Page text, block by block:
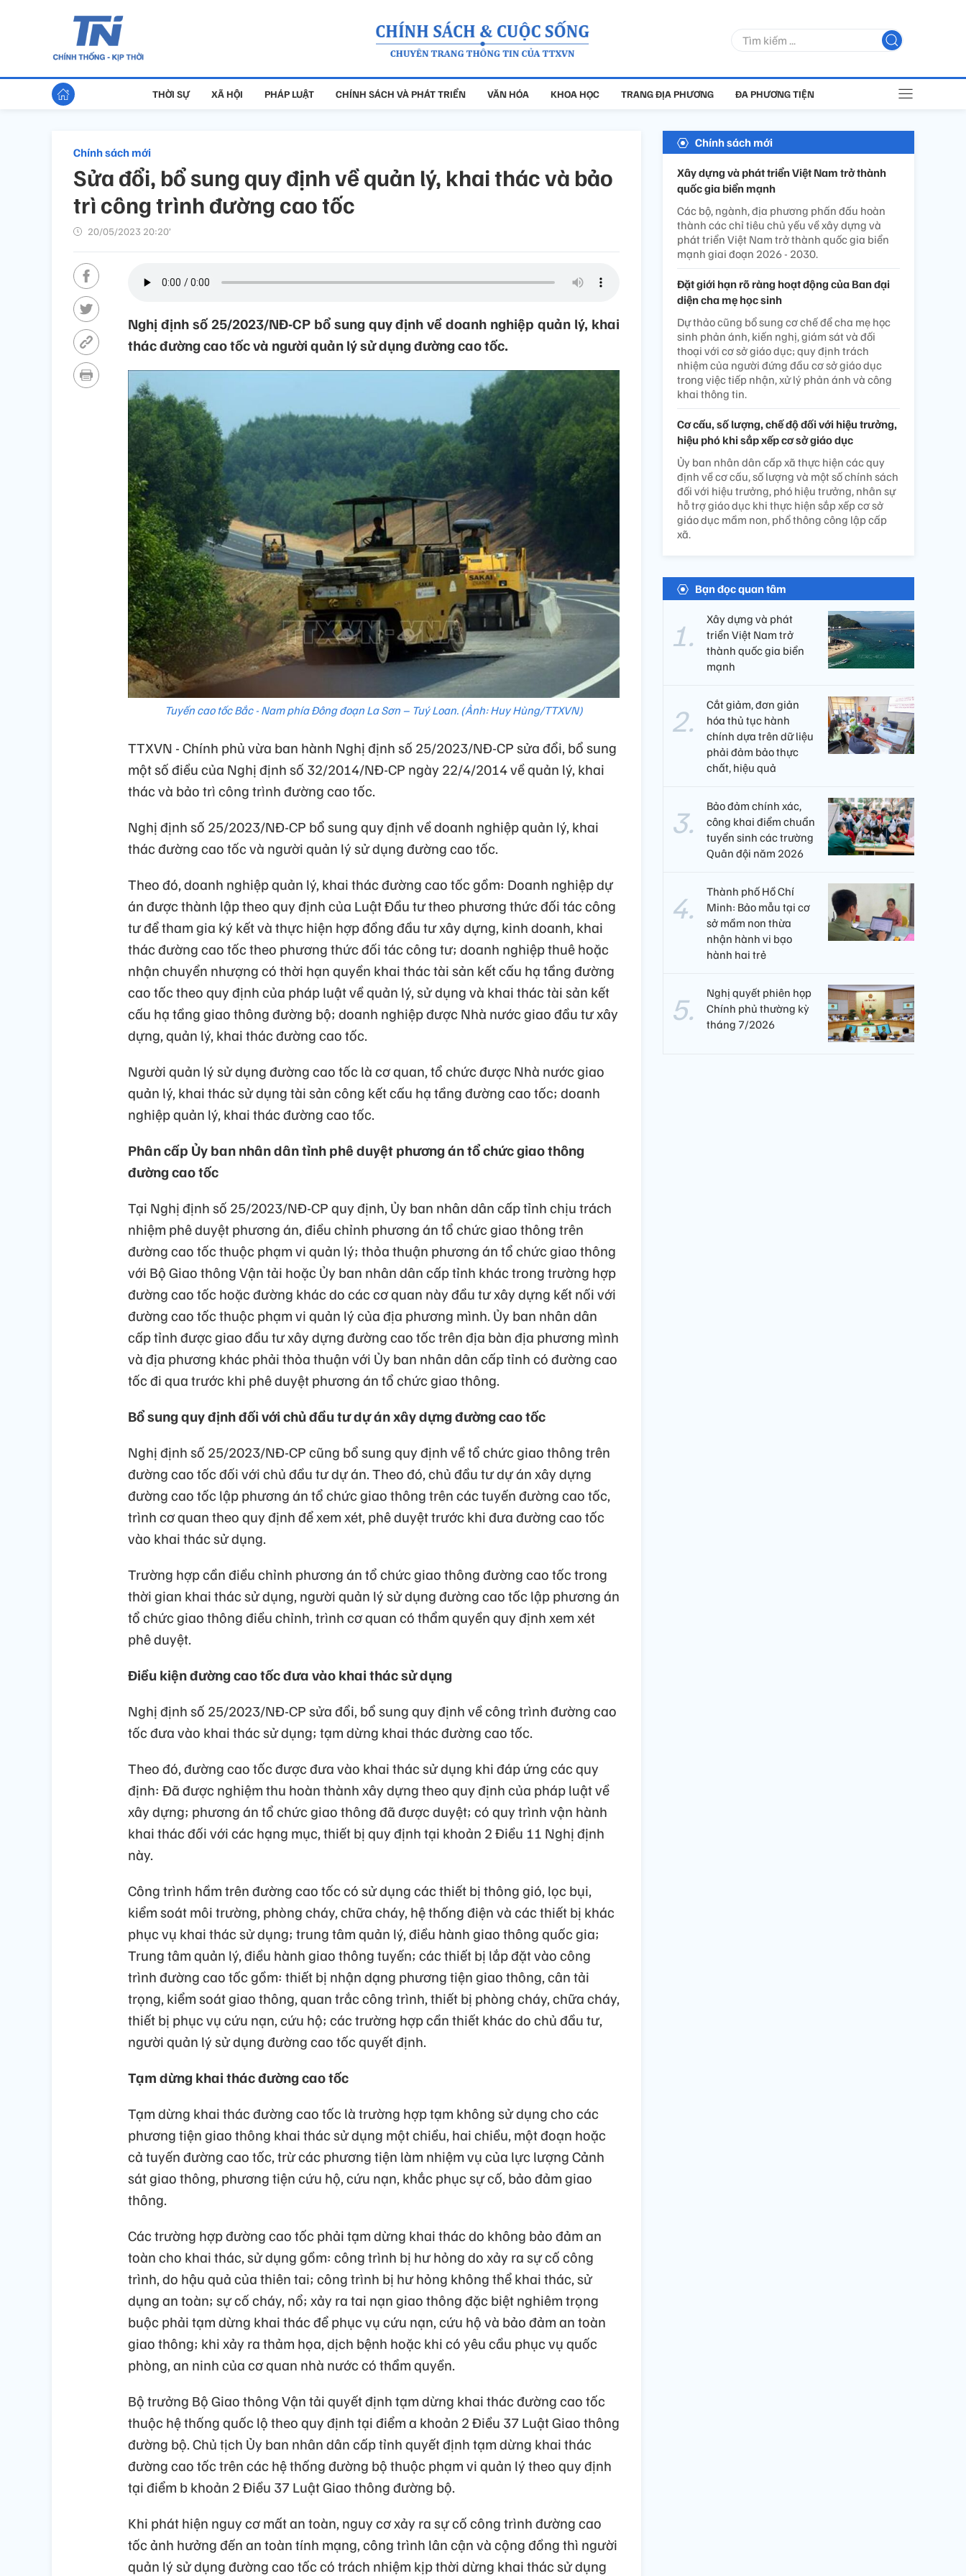
THỜI SỰ XÃ HỘI PHÁP LUẬT CHÍNH SÁCH VÀ PHÁT TRIỂN VĂN HÓA KHOA HỌC TRANG ĐỊA PHƯƠNG ĐA PHƯƠNG TIỆN
Chính sách mới
Sửa đổi, bổ sung quy định về quản lý, khai thác và bảo
trì công trình đường cao tốc
20/05/2023 20:20’
Nghị định số 25/2023/NĐ-CP bổ sung quy định về doanh nghiệp quản lý, khai
thác đường cao tốc và người quản lý sử dụng đường cao tốc.
Tuyến cao tốc Bắc - Nam phía Đông đoạn La Sơn – Tuý Loan. (Ảnh: Huy Hùng/TTXVN)
TTXVN - Chính phủ vừa ban hành Nghị định số 25/2023/NĐ-CP sửa đổi, bổ sung
một số điều của Nghị định số 32/2014/NĐ-CP ngày 22/4/2014 về quản lý, khai
thác và bảo trì công trình đường cao tốc.
Nghị định số 25/2023/NĐ-CP bổ sung quy định về doanh nghiệp quản lý, khai
thác đường cao tốc và người quản lý sử dụng đường cao tốc.
Theo đó, doanh nghiệp quản lý, khai thác đường cao tốc gồm: Doanh nghiệp dự
án được thành lập theo quy định của Luật Đầu tư theo phương thức đối tác công
tư để tham gia ký kết và thực hiện hợp đồng đầu tư xây dựng, kinh doanh, khai
thác đường cao tốc theo phương thức đối tác công tư; doanh nghiệp thuê hoặc
nhận chuyển nhượng có thời hạn quyền khai thác tài sản kết cấu hạ tầng đường
cao tốc theo quy định của pháp luật về quản lý, sử dụng và khai thác tài sản kết
cấu hạ tầng giao thông đường bộ; doanh nghiệp được Nhà nước giao đầu tư xây
dựng, quản lý, khai thác đường cao tốc.
Người quản lý sử dụng đường cao tốc là cơ quan, tổ chức được Nhà nước giao
quản lý, khai thác sử dụng tài sản công kết cấu hạ tầng đường cao tốc; doanh
nghiệp quản lý, khai thác đường cao tốc.
Phân cấp Ủy ban nhân dân tỉnh phê duyệt phương án tổ chức giao thông
đường cao tốc
Tại Nghị định số 25/2023/NĐ-CP quy định, Ủy ban nhân dân cấp tỉnh chịu trách
nhiệm phê duyệt phương án, điều chỉnh phương án tổ chức giao thông trên
đường cao tốc thuộc phạm vi quản lý; thỏa thuận phương án tổ chức giao thông
với Bộ Giao thông Vận tải hoặc Ủy ban nhân dân cấp tỉnh khác trong trường hợp
đường cao tốc hoặc đường khác do các cơ quan này đầu tư xây dựng kết nối với
đường cao tốc thuộc phạm vi quản lý của địa phương mình. Ủy ban nhân dân
cấp tỉnh được giao đầu tư xây dựng đường cao tốc trên địa bàn địa phương mình
và địa phương khác phải thỏa thuận với Ủy ban nhân dân cấp tỉnh có đường cao
tốc đi qua trước khi phê duyệt phương án tổ chức giao thông.
Bổ sung quy định đối với chủ đầu tư dự án xây dựng đường cao tốc
Nghị định số 25/2023/NĐ-CP cũng bổ sung quy định về tổ chức giao thông trên
đường cao tốc đối với chủ đầu tư dự án. Theo đó, chủ đầu tư dự án xây dựng
đường cao tốc lập phương án tổ chức giao thông trên các tuyến đường cao tốc,
trình cơ quan theo quy định để xem xét, phê duyệt trước khi đưa đường cao tốc
vào khai thác sử dụng.
Trường hợp cần điều chỉnh phương án tổ chức giao thông đường cao tốc trong
thời gian khai thác sử dụng, người quản lý sử dụng đường cao tốc lập phương án
tổ chức giao thông điều chỉnh, trình cơ quan có thẩm quyền quy định xem xét
phê duyệt.
Điều kiện đường cao tốc đưa vào khai thác sử dụng
Nghị định số 25/2023/NĐ-CP sửa đổi, bổ sung quy định về công trình đường cao
tốc đưa vào khai thác sử dụng; tạm dừng khai thác đường cao tốc.
Theo đó, đường cao tốc được đưa vào khai thác sử dụng khi đáp ứng các quy
định: Đã được nghiệm thu hoàn thành xây dựng theo quy định của pháp luật về
xây dựng; phương án tổ chức giao thông đã được duyệt; có quy trình vận hành
khai thác đối với các hạng mục, thiết bị quy định tại khoản 2 Điều 11 Nghị định
này.
Công trình hầm trên đường cao tốc có sử dụng các thiết bị thông gió, lọc bụi,
kiểm soát môi trường, phòng cháy, chữa cháy, hệ thống điện và các thiết bị khác
phục vụ khai thác sử dụng; trung tâm quản lý, điều hành giao thông quốc gia;
Trung tâm quản lý, điều hành giao thông tuyến; các thiết bị lắp đặt vào công
trình đường cao tốc gồm: thiết bị nhận dạng phương tiện giao thông, cân tải
trọng, kiểm soát giao thông, quan trắc công trình, thiết bị phòng cháy, chữa cháy,
thiết bị phục vụ cứu nạn, cứu hộ; các trường hợp cần thiết khác do chủ đầu tư,
người quản lý sử dụng đường cao tốc quyết định.
Tạm dừng khai thác đường cao tốc
Tạm dừng khai thác đường cao tốc là trường hợp tạm không sử dụng cho các
phương tiện giao thông khai thác sử dụng một chiều, hai chiều, một đoạn hoặc
cả tuyến đường cao tốc, trừ các phương tiện làm nhiệm vụ của lực lượng Cảnh
sát giao thông, phương tiện cứu hộ, cứu nạn, khắc phục sự cố, bảo đảm giao
thông.
Các trường hợp đường cao tốc phải tạm dừng khai thác do không bảo đảm an
toàn cho khai thác, sử dụng gồm: công trình bị hư hỏng do xảy ra sự cố công
trình, do hậu quả của thiên tai; công trình bị hư hỏng không thể khai thác, sử
dụng an toàn; sự cố cháy, nổ; xảy ra tai nạn giao thông đặc biệt nghiêm trọng
buộc phải tạm dừng khai thác để phục vụ cứu nạn, cứu hộ và bảo đảm an toàn
giao thông; khi xảy ra thảm họa, dịch bệnh hoặc khi có yêu cầu phục vụ quốc
phòng, an ninh của cơ quan nhà nước có thẩm quyền.
Bộ trưởng Bộ Giao thông Vận tải quyết định tạm dừng khai thác đường cao tốc
thuộc hệ thống quốc lộ theo quy định tại điểm a khoản 2 Điều 37 Luật Giao thông
đường bộ. Chủ tịch Ủy ban nhân dân cấp tỉnh quyết định tạm dừng khai thác
đường cao tốc trên các hệ thống đường bộ thuộc phạm vi quản lý theo quy định
tại điểm b khoản 2 Điều 37 Luật Giao thông đường bộ.
Khi phát hiện nguy cơ mất an toàn, nguy cơ xảy ra sự cố công trình đường cao
tốc ảnh hưởng đến an toàn tính mạng, công trình lân cận và cộng đồng thì người
quản lý sử dụng đường cao tốc có trách nhiệm kịp thời dừng khai thác sử dụng
Chính sách mới
Xây dựng và phát triển Việt Nam trở thành
quốc gia biển mạnh
Các bộ, ngành, địa phương phấn đấu hoàn
thành các chỉ tiêu chủ yếu về xây dựng và
phát triển Việt Nam trở thành quốc gia biển
mạnh giai đoạn 2026 - 2030.
Đặt giới hạn rõ ràng hoạt động của Ban đại
diện cha mẹ học sinh
Dự thảo cũng bổ sung cơ chế để cha mẹ học
sinh phản ánh, kiến nghị, giám sát và đối
thoại với cơ sở giáo dục; quy định trách
nhiệm của người đứng đầu cơ sở giáo dục
trong việc tiếp nhận, xử lý phản ánh và công
khai thông tin.
Cơ cấu, số lượng, chế độ đối với hiệu trưởng,
hiệu phó khi sắp xếp cơ sở giáo dục
Ủy ban nhân dân cấp xã thực hiện các quy
định về cơ cấu, số lượng và một số chính sách
đối với hiệu trưởng, phó hiệu trưởng, nhân sự
hỗ trợ giáo dục khi thực hiện sắp xếp cơ sở
giáo dục mầm non, phổ thông công lập cấp
xã.
Bạn đọc quan tâm
Xây dựng và phát
triển Việt Nam trở
thành quốc gia biển
mạnh
Cắt giảm, đơn giản
hóa thủ tục hành
chính dựa trên dữ liệu
phải đảm bảo thực
chất, hiệu quả
Bảo đảm chính xác,
công khai điểm chuẩn
tuyển sinh các trường
Quân đội năm 2026
Thành phố Hồ Chí
Minh: Bảo mẫu tại cơ
sở mầm non thừa
nhận hành vi bạo
hành hai trẻ
Nghị quyết phiên họp
Chính phủ thường kỳ
tháng 7/2026